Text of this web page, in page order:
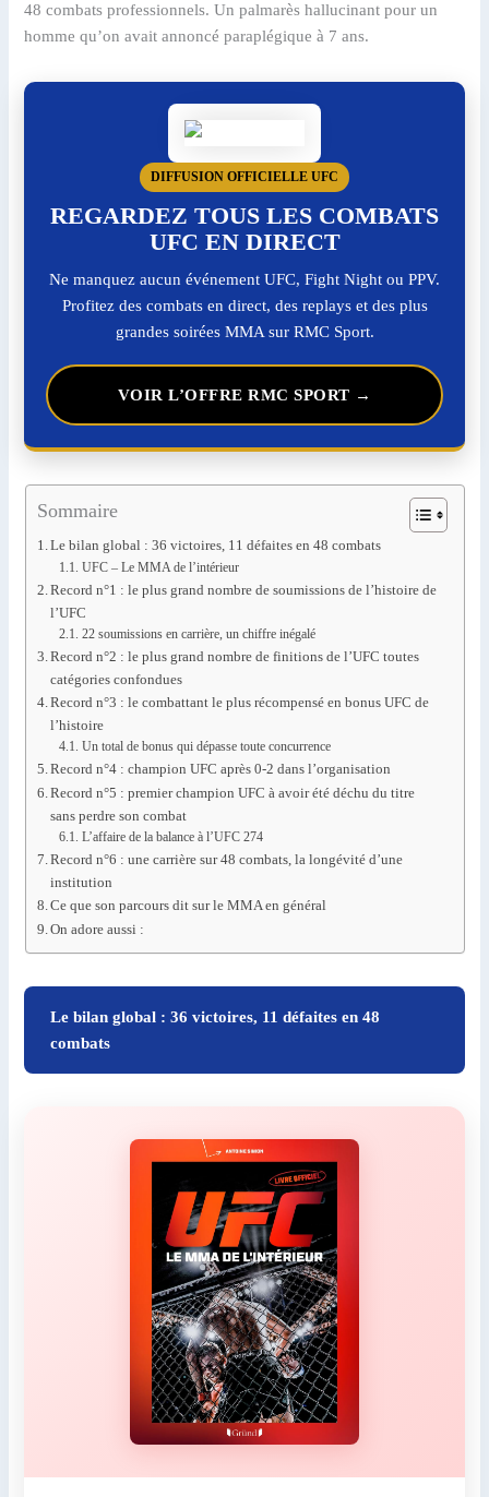
48 combats professionnels. Un palmarès hallucinant pour un
homme qu’on avait annoncé paraplégique à 7 ans.
DIFFUSION OFFICIELLE UFC
REGARDEZ TOUS LES COMBATS
UFC EN DIRECT
Ne manquez aucun événement UFC, Fight Night ou PPV.
Profitez des combats en direct, des replays et des plus
grandes soirées MMA sur RMC Sport.
VOIR L’OFFRE RMC SPORT →
Sommaire
Le bilan global : 36 victoires, 11 défaites en 48 combats
UFC – Le MMA de l’intérieur
Record n°1 : le plus grand nombre de soumissions de l’histoire de
l’UFC
22 soumissions en carrière, un chiffre inégalé
Record n°2 : le plus grand nombre de finitions de l’UFC toutes
catégories confondues
Record n°3 : le combattant le plus récompensé en bonus UFC de
l’histoire
Un total de bonus qui dépasse toute concurrence
Record n°4 : champion UFC après 0-2 dans l’organisation
Record n°5 : premier champion UFC à avoir été déchu du titre
sans perdre son combat
L’affaire de la balance à l’UFC 274
Record n°6 : une carrière sur 48 combats, la longévité d’une
institution
Ce que son parcours dit sur le MMA en général
On adore aussi :
Le bilan global : 36 victoires, 11 défaites en 48
combats